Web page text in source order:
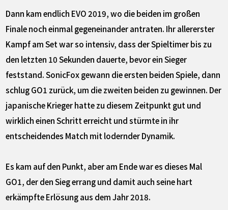
Dann kam endlich EVO 2019, wo die beiden im großen
Finale noch einmal gegeneinander antraten. Ihr allererster
Kampf am Set war so intensiv, dass der Spieltimer bis zu
den letzten 10 Sekunden dauerte, bevor ein Sieger
feststand. SonicFox gewann die ersten beiden Spiele, dann
schlug GO1 zurück, um die zweiten beiden zu gewinnen. Der
japanische Krieger hatte zu diesem Zeitpunkt gut und
wirklich einen Schritt erreicht und stürmte in ihr
entscheidendes Match mit lodernder Dynamik.
Es kam auf den Punkt, aber am Ende war es dieses Mal
GO1, der den Sieg errang und damit auch seine hart
erkämpfte Erlösung aus dem Jahr 2018.